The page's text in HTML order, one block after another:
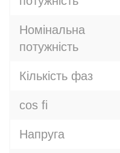
Номінальна
потужність
Кількість фаз
cos fi
Напруга